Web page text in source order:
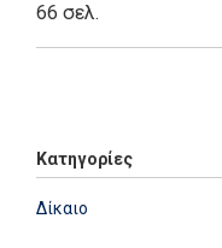
66 σελ.
Κατηγορίες
Δίκαιο